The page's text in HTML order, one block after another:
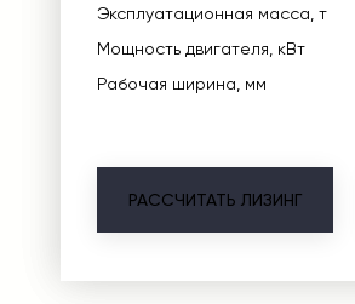
Эксплуатационная масса, т
Мощность двигателя, кВт
Рабочая ширина, мм
РАССЧИТАТЬ ЛИЗИНГ